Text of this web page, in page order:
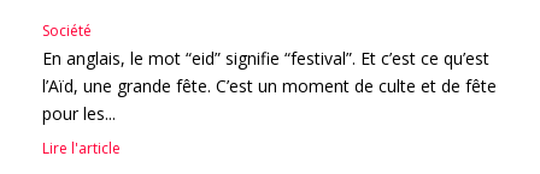
Société
En anglais, le mot “eid” signifie “festival”. Et c’est ce qu’est
l’Aïd, une grande fête. C’est un moment de culte et de fête
pour les...
Lire l'article